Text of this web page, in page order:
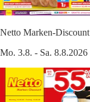
Netto Marken-Discount
Mo. 3.8. - Sa. 8.8.2026